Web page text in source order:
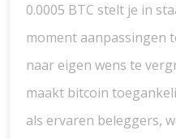
0.0005 BTC stelt je in
moment aanpassingen
naar eigen wens te
maakt bitcoin
als ervaren beleggers,